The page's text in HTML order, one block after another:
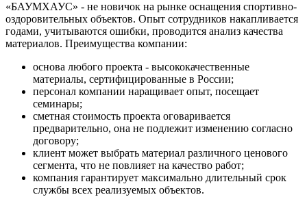
«БАУМХАУС» - не новичок на рынке оснащения спортивно-
оздоровительных объектов. Опыт сотрудников накапливается
годами, учитываются ошибки, проводится анализ качества
материалов. Преимущества компании:
основа любого проекта - высококачественные
материалы, сертифицированные в России;
персонал компании наращивает опыт, посещает
семинары;
сметная стоимость проекта оговаривается
предварительно, она не подлежит изменению согласно
договору;
клиент может выбрать материал различного ценового
сегмента, что не повлияет на качество работ;
компания гарантирует максимально длительный срок
службы всех реализуемых объектов.